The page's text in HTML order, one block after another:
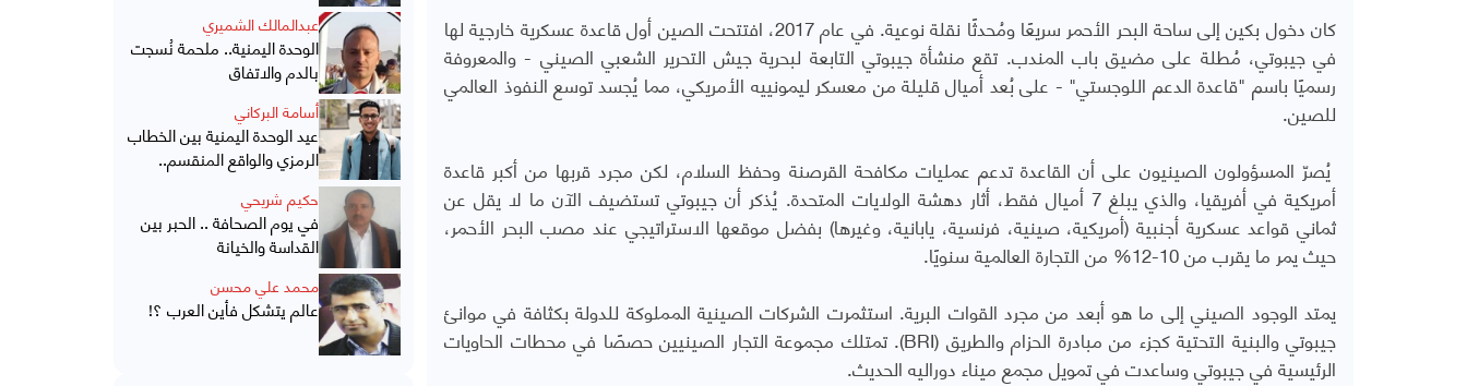
كان دخول بكين إلى ساحة البحر الأحمر سريعًا ومُحدثًا نقلة نوعية. في عام 2017، افتتحت الصين أول قاعدة عسكرية خارجية لها
في جيبوتي، مُطلة على مضيق باب المندب. تقع منشأة جيبوتي التابعة لبحرية جيش التحرير الشعبي الصيني - والمعروفة
رسميًا باسم "قاعدة الدعم اللوجستي" - على بُعد أميال قليلة من معسكر ليمونييه الأمريكي، مما يُجسد توسع النفوذ العالمي
للصين.
يُصرّ المسؤولون الصينيون على أن القاعدة تدعم عمليات مكافحة القرصنة وحفظ السلام، لكن مجرد قربها من أكبر قاعدة
أمريكية في أفريقيا، والذي يبلغ 7 أميال فقط، أثار دهشة الولايات المتحدة. يُذكر أن جيبوتي تستضيف الآن ما لا يقل عن
ثماني قواعد عسكرية أجنبية (أمريكية، صينية، فرنسية، يابانية، وغيرها) بفضل موقعها الاستراتيجي عند مصب البحر الأحمر،
حيث يمر ما يقرب من 10-12% من التجارة العالمية سنويًا.
يمتد الوجود الصيني إلى ما هو أبعد من مجرد القوات البرية. استثمرت الشركات الصينية المملوكة للدولة بكثافة في موانئ
جيبوتي والبنية التحتية كجزء من مبادرة الحزام والطريق (BRI). تمتلك مجموعة التجار الصينيين حصصًا في محطات الحاويات
الرئيسية في جيبوتي وساعدت في تمويل مجمع ميناء دوراليه الحديث.
عبدالمالك الشميري
الوحدة اليمنية.. ملحمة نُسجت
بالدم والاتفاق
أسامة البركاني
عيد الوحدة اليمنية بين الخطاب
الرمزي والواقع المنقسم..
حكيم شريحي
في يوم الصحافة .. الحبر بين
القداسة والخيانة
محمد علي محسن
عالم يتشكل فأين العرب ؟!